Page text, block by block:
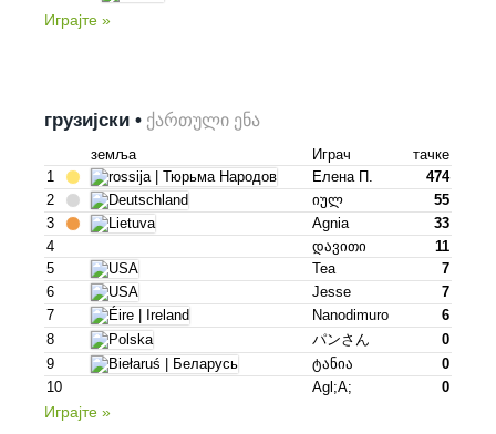
Играјте »
грузијски • ქართული ენა
земља Играч
тачке
1
Елена П.
474
2
Იულ
55
3
Agnia
33
4
Დავითი
11
5
Tea
7
6
Jesse
7
7
Nanodimuro
6
8
パンさん
0
9
Ტანია
0
10
Agl;a; 0
Играјте »